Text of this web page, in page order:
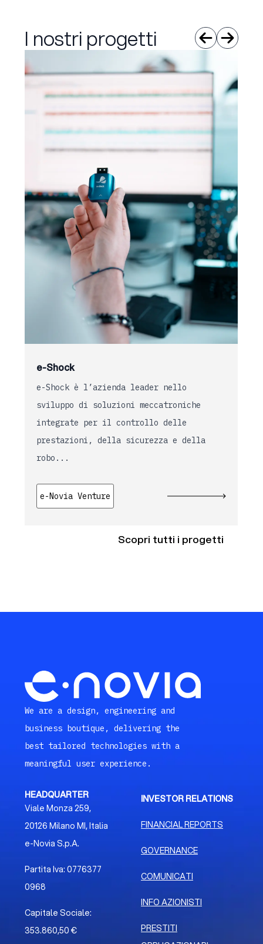
I nostri progetti
e-Shock
e-Shock è l’azienda leader nello
sviluppo di soluzioni meccatroniche
integrate per il controllo delle
prestazioni, della sicurezza e della
robo...
e-Novia Venture
Scopri tutti i progetti
We are a design, engineering and
business boutique, delivering the
best tailored technologies with a
meaningful user experience.
HEADQUARTER
Viale Monza 259,
20126 Milano MI, Italia
e-Novia S.p.A.
Partita Iva: 0776377
0968
Capitale Sociale:
353.860,50 €
INVESTOR RELATIONS
FINANCIAL REPORTS
GOVERNANCE
COMUNICATI
INFO AZIONISTI
PRESTITI